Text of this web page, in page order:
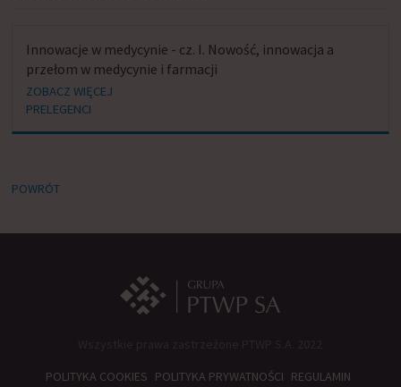
Innowacje w medycynie - cz. I. Nowość, innowacja a
przełom w medycynie i farmacji
ZOBACZ WIĘCEJ
PRELEGENCI
POWRÓT
POLITYKA COOKIES POLITYKA PRYWATNOŚCI REGULAMIN